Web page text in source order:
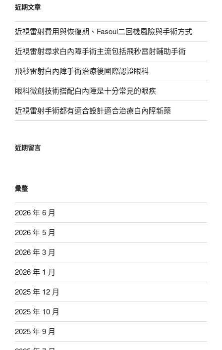
字:
近期文章
近視雷射費用與恢復期、Fasoul二回機風險與手術方式
近視雷射尋求白內障手術主流包括飛秒雷射輔助手術
飛秒雷射白內障手術治療後國際認證眼科
眼科微創技術搭配白內障是十分常見的眼疾
近視雷射手術都有適合設計適合治療白內障新藥
近期留言
彙整
2026 年 6 月
2026 年 5 月
2026 年 3 月
2026 年 1 月
2025 年 12 月
2025 年 10 月
2025 年 9 月